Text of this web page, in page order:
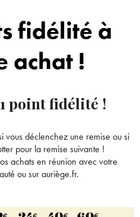
fidélité à
achat !
point fidélité !
vous déclenchez une remise ou si
pour la remise suivante !
achats en réunion avec votre
ou sur auriège.fr.